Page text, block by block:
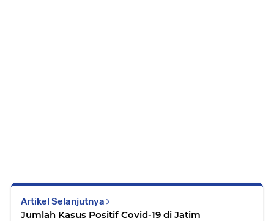
Artikel Selanjutnya
Jumlah Kasus Positif Covid-19 di Jatim